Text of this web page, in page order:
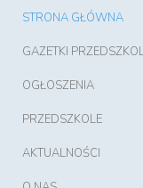
STRONA GŁÓWNA
GAZETKI
OGŁOSZENIA
PRZEDSZKOLE
AKTUALNOŚCI